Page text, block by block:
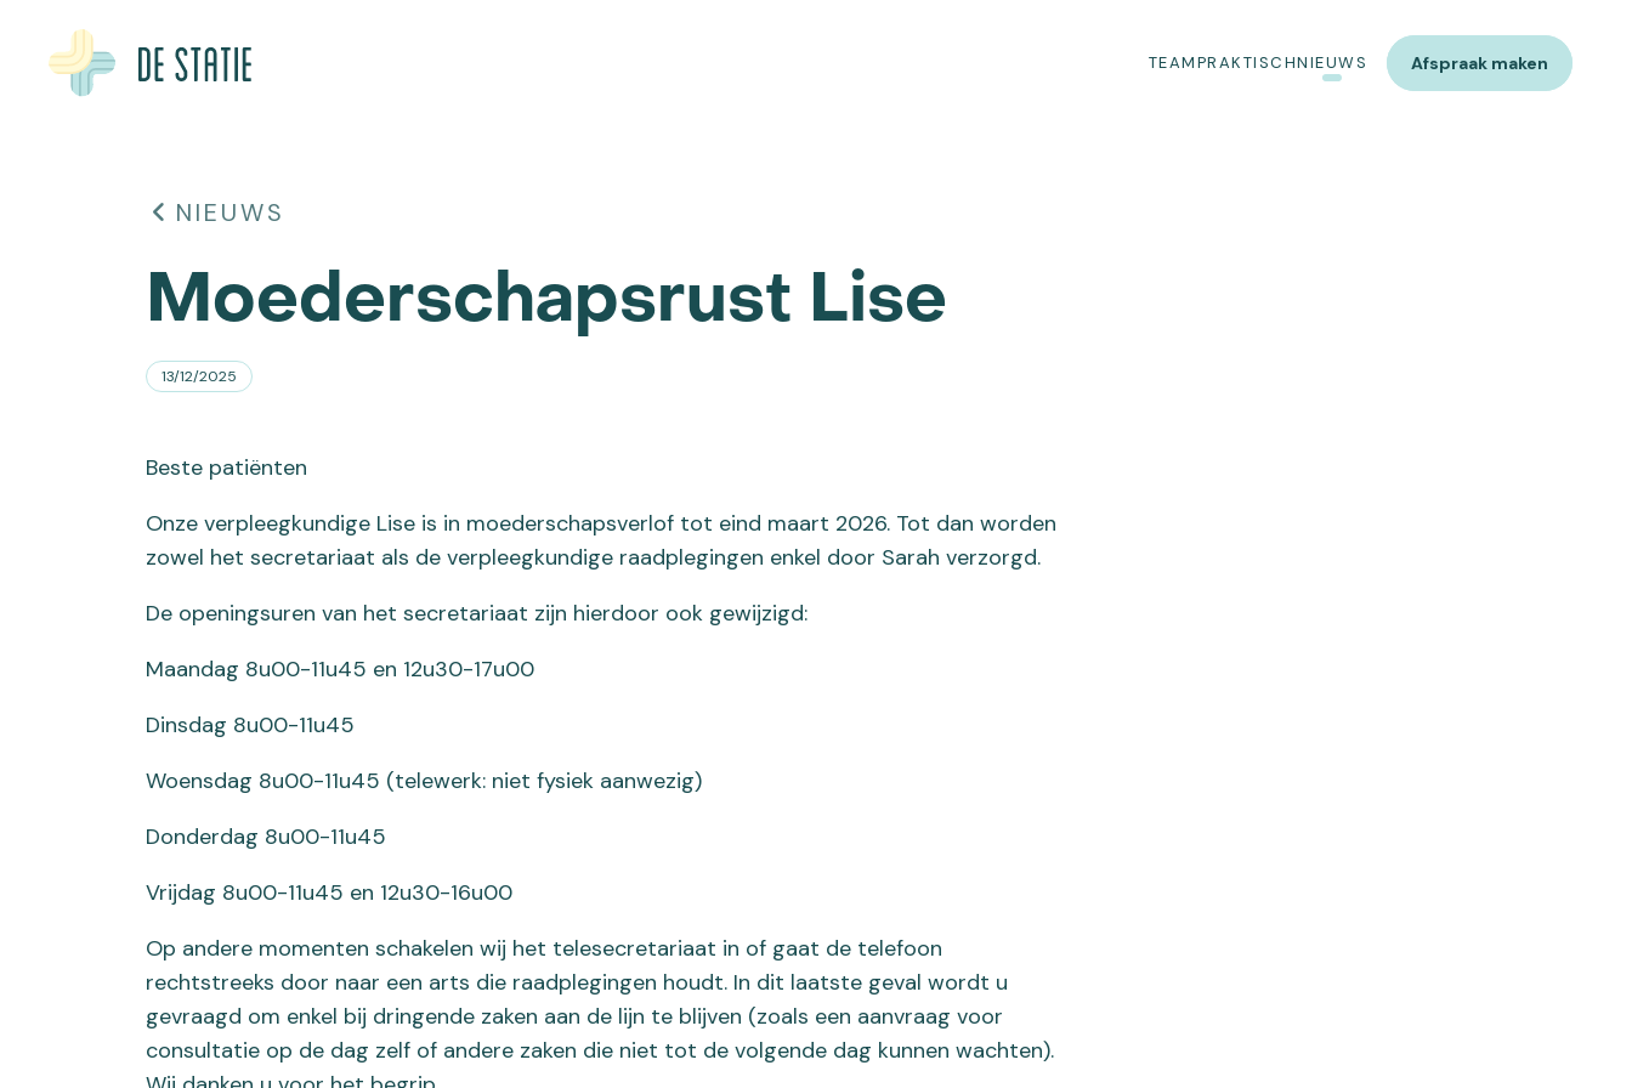
TEAMPRAKTISCHNIEUWS Afspraak maken
NIEUWS
Moederschapsrust Lise
13/12/2025
Beste patiënten
Onze verpleegkundige Lise is in moederschapsverlof tot eind maart 2026. Tot dan worden
zowel het secretariaat als de verpleegkundige raadplegingen enkel door Sarah verzorgd.
De openingsuren van het secretariaat zijn hierdoor ook gewijzigd:
Maandag 8u00-11u45 en 12u30-17u00
Dinsdag 8u00-11u45
Woensdag 8u00-11u45 (telewerk: niet fysiek aanwezig)
Donderdag 8u00-11u45
Vrijdag 8u00-11u45 en 12u30-16u00
Op andere momenten schakelen wij het telesecretariaat in of gaat de telefoon
rechtstreeks door naar een arts die raadplegingen houdt. In dit laatste geval wordt u
gevraagd om enkel bij dringende zaken aan de lijn te blijven (zoals een aanvraag voor
consultatie op de dag zelf of andere zaken die niet tot de volgende dag kunnen wachten).